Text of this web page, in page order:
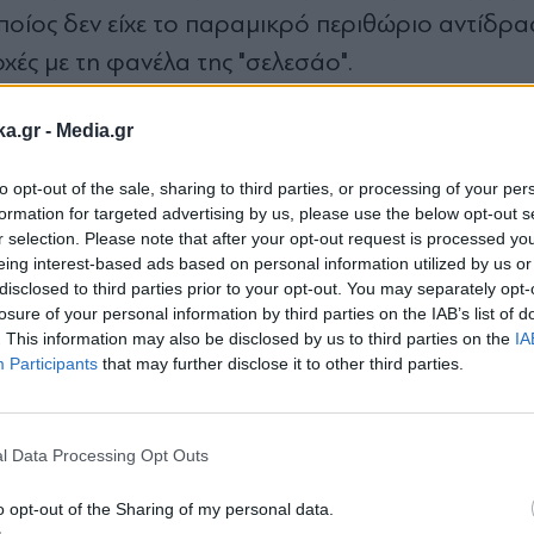
- Media.gr
opt-out of the sale, sharing to third parties, or processing of your
for targeted advertising by us, please use the below opt-out
selection. Please note that after your opt-out request is processed
interest-based ads based on personal information utilized by us
to third parties prior to your opt-out. You may separately
of your personal information by third parties on the IAB’s list of
This information may also be disclosed by us to third parties on the
Participants that may further disclose it to other third parties.
Data Processing Opt Outs
opt-out of the Sharing of my personal data.
δεν είχε το παραμικρό περιθώριο
με τη φανέλα της "σελεσάο".
Τ α "Λιοντάρια του Άτλαντα".
μπήκαν
εξαιρετική τους παρουσία στο 21ο λεπτό. Ο
εκπληκτική κάθετη πάσα που εξελίχθηκε σε...
στόπερ και του Άλισον και με ένα
newsletter